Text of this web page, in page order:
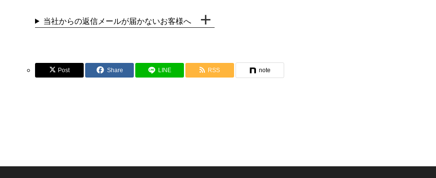
当社からの返信メールが届かないお客様へ
Post Share LINE RSS note